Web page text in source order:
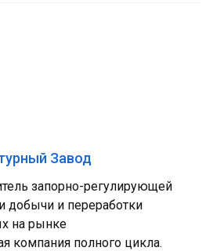
Завод
запорно-регулирующей
добычи и переработки
на рынке
компания полного цикла.